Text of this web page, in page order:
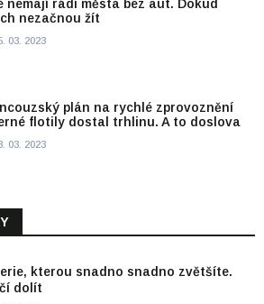
nemají rádi města bez aut. Dokud
nezačnou žít
03. 2023
plán na rychlé zprovoznění
flotily dostal trhlinu. A to doslova
03. 2023
kterou snadno snadno zvětšíte.
dolít